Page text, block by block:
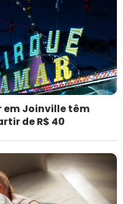
em Joinville têm
de R$ 40